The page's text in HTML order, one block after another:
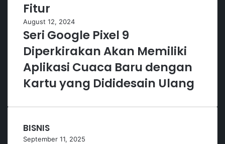
Fitur
August 12, 2024
Seri Google Pixel 9
Diperkirakan Akan Memiliki
Aplikasi Cuaca Baru dengan
Kartu yang Dididesain Ulang
BISNIS
September 11, 2025